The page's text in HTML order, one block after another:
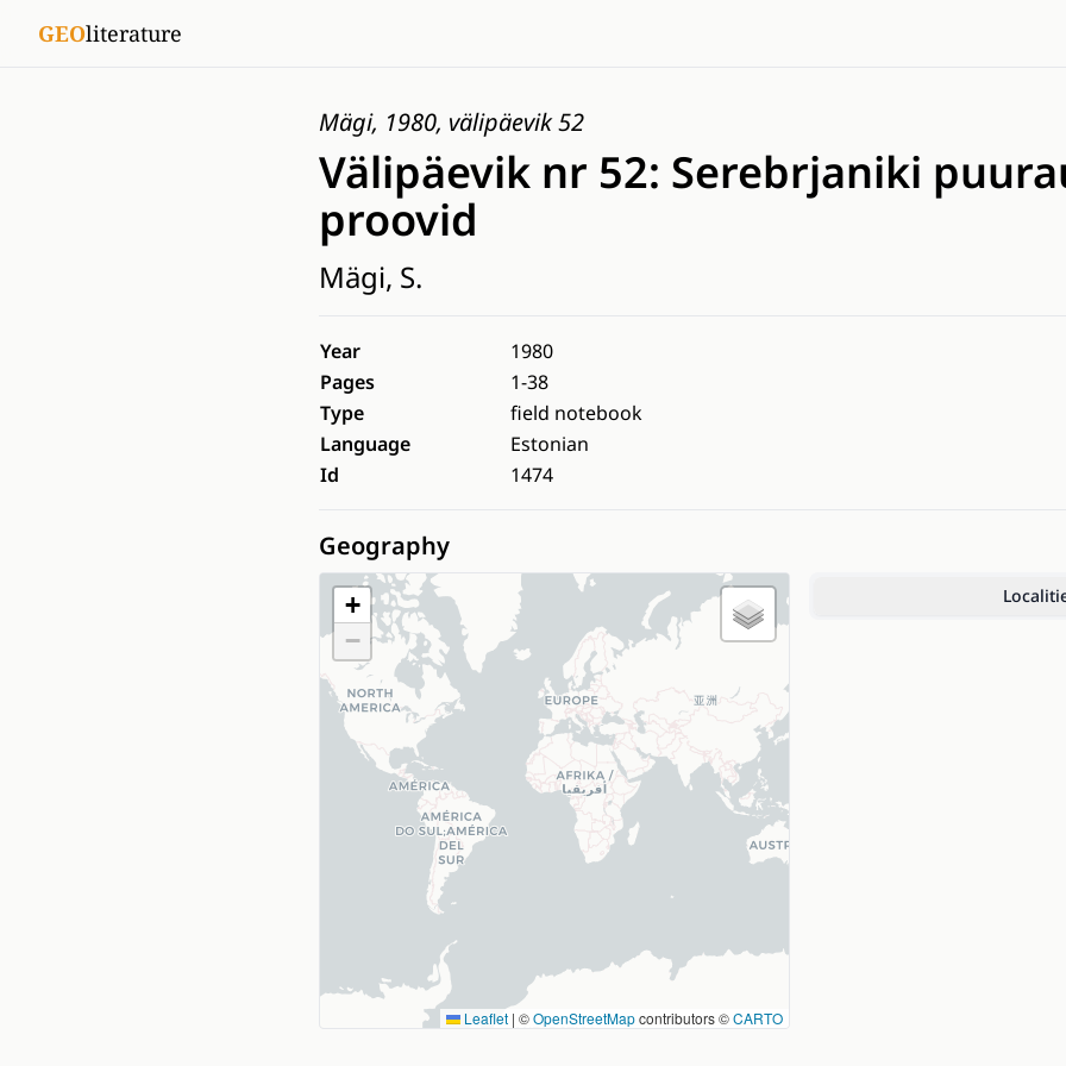
GEOliterature
Mägi, 1980, välipäevik 52
Välipäevik nr 52: Serebrjaniki
proovid
Mägi, S.
Year
1980
Pages
1-38
Type
field notebook
Language
Estonian
Id
1474
Geography
+
−
Leaflet | ©OpenStreetMapcontributors ©CARTO